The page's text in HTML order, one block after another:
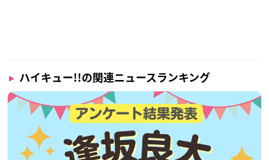
ハイキュー!!の関連ニュースランキング